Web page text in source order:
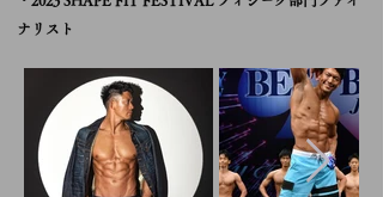
ナリスト